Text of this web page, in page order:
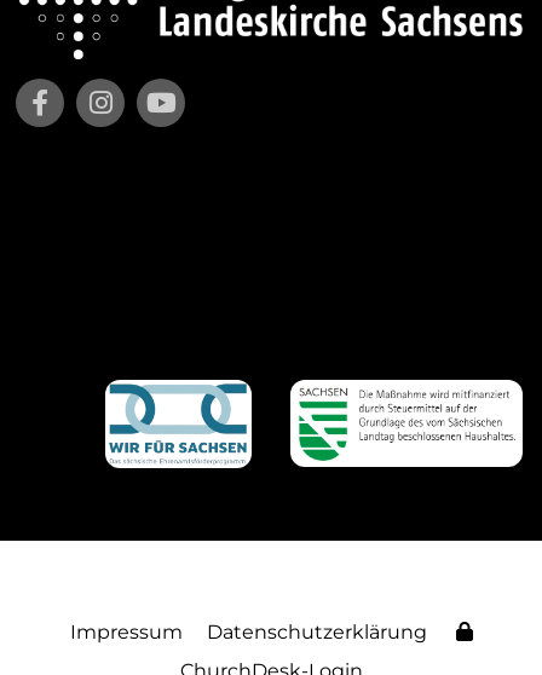
Impressum
Datenschutzerklärung